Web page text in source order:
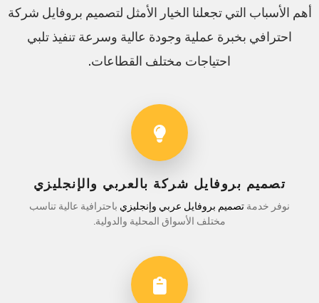
أهم الأسباب التي تجعلنا الخيار الأمثل لتصميم بروفايل شركة
احترافي بخبرة عملية وجودة عالية وسرعة تنفيذ تلبي
احتياجات مختلف القطاعات.
تصميم بروفايل شركة بالعربي والإنجليزي
نوفر خدمةتصميم بروفايل عربي وإنجليزي باحترافية عالية تناسب
مختلف الأسواق المحلية والدولية.